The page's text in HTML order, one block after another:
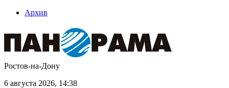
Архив
Ростов-на-Дону
6 августа 2026, 14:38